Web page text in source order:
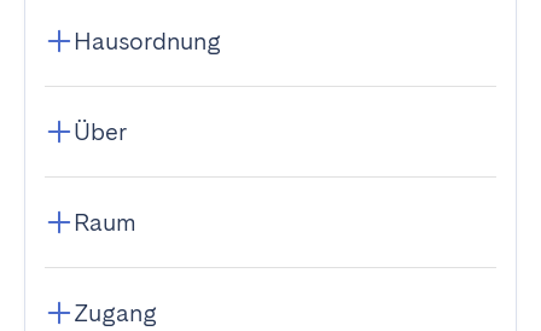
Hausordnung
Über
Raum
Zugang